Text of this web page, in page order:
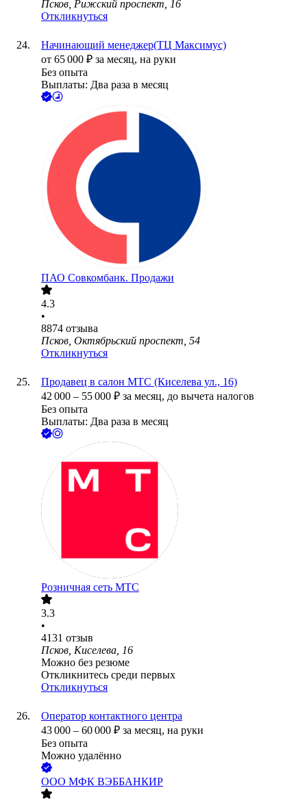
Псков, Рижский проспект, 16
Откликнуться
Начинающий менеджер(ТЦ Максимус)
от 65 000 ₽ за месяц, на руки
Без опыта
Выплаты: Два раза в месяц
ПАО Совкомбанк. Продажи
4.3
•
8874 отзыва
Псков, Октябрьский проспект, 54
Откликнуться
Продавец в салон МТС (Киселева ул., 16)
42 000 – 55 000 ₽ за месяц, до вычета налогов
Без опыта
Выплаты: Два раза в месяц
Розничная сеть МТС
3.3
•
4131 отзыв
Псков, Киселева, 16
Можно без резюме
Откликнитесь среди первых
Откликнуться
Оператор контактного центра
43 000 – 60 000 ₽ за месяц, на руки
Без опыта
Можно удалённо
ООО МФК ВЭББАНКИР